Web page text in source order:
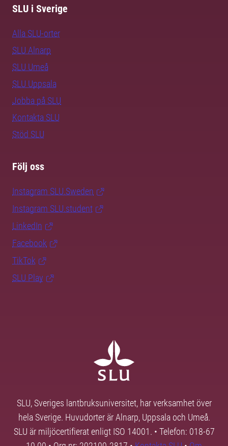
SLU i Sverige
Alla SLU-orter
SLU Alnarp
SLU Umeå
SLU Uppsala
Jobba på SLU
Kontakta SLU
Stöd SLU
Följ oss
Instagram SLU.Sweden
Instagram SLU.student
LinkedIn
Facebook
TikTok
SLU Play
SLU, Sveriges lantbruksuniversitet, har verksamhet över
hela Sverige. Huvudorter är Alnarp, Uppsala och Umeå.
SLU är miljöcertifierat enligt ISO 14001. • Telefon: 018-67